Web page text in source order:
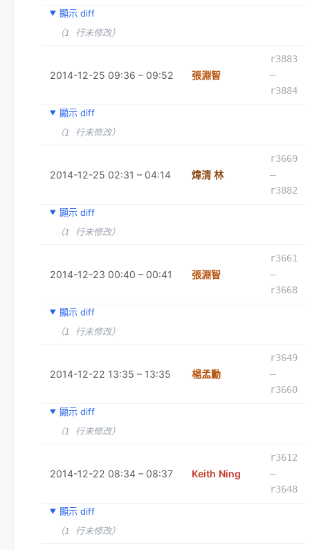
顯示 diff
（1 行未修改）
2014-12-25 09:36 – 09:52 張淵智
r3883
–
r3884
顯示 diff
（1 行未修改）
2014-12-25 02:31 – 04:14 煒清 林
r3669
–
r3882
顯示 diff
（1 行未修改）
2014-12-23 00:40 – 00:41 張淵智
r3661
–
r3668
顯示 diff
（1 行未修改）
2014-12-22 13:35 – 13:35 楊孟勳
r3649
–
r3660
顯示 diff
（1 行未修改）
2014-12-22 08:34 – 08:37 Keith Ning
r3612
–
r3648
顯示 diff
（1 行未修改）